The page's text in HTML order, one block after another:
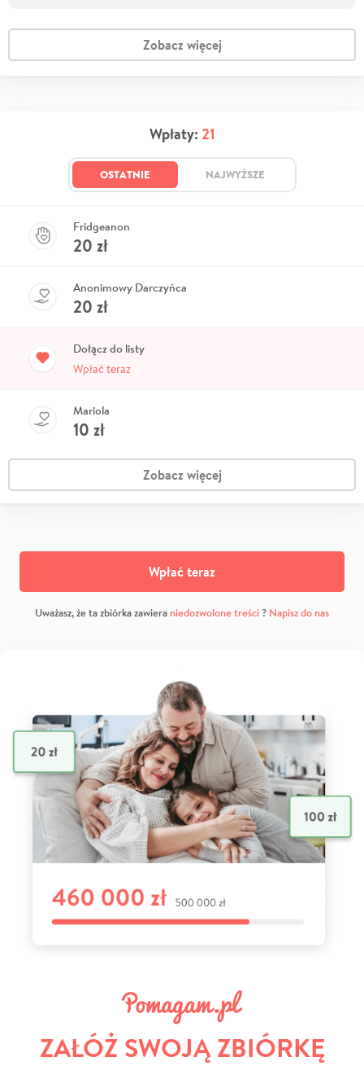
Zobacz więcej
Wpłaty: 21
OSTATNIE NAJWYŻSZE
Fridgeanon
20 zł
Anonimowy Darczyńca
20 zł
Dołącz do listy
Wpłać teraz
Mariola
10 zł
Zobacz więcej
Wpłać teraz
Uważasz, że ta zbiórka zawiera niedozwolone treści? Napisz do nas
ZAŁÓŻ SWOJĄ ZBIÓRKĘ